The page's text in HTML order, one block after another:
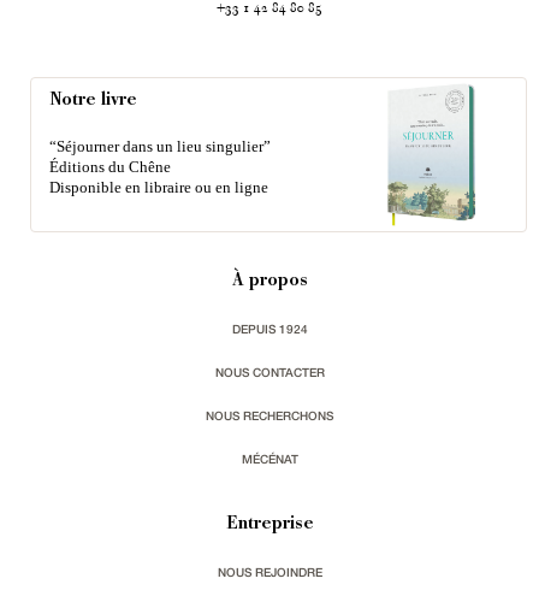
+33 1 42 84 80 85
Notre livre
“Séjourner dans un lieu singulier”
Éditions du Chêne
Disponible en libraire ou en ligne
À propos
DEPUIS 1924
NOUS CONTACTER
NOUS RECHERCHONS
MÉCÉNAT
Entreprise
NOUS REJOINDRE